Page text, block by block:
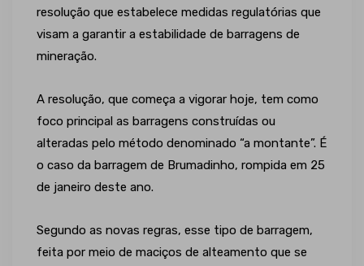
resolução que estabelece medidas regulatórias que
visam a garantir a estabilidade de barragens de
mineração.
A resolução, que começa a vigorar hoje, tem como
foco principal as barragens construídas ou
alteradas pelo método denominado “a montante”. É
o caso da barragem de Brumadinho, rompida em 25
de janeiro deste ano.
Segundo as novas regras, esse tipo de barragem,
feita por meio de maciços de alteamento que se